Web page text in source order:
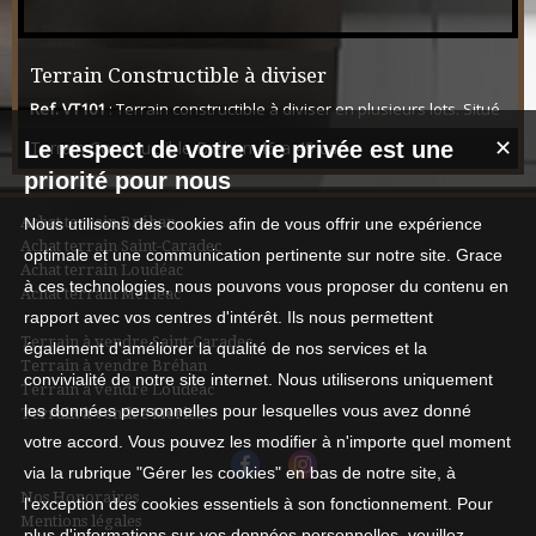
Terrain Constructible à diviser
Ref. VT101 : Terrain constructible à diviser en plusieurs lots. Situé
à proximité.
Terrain Constructible Bréhan 46 a 49 ca
Achat terrain Bréhan
Achat terrain Saint-Caradec
Achat terrain Loudéac
Achat terrain Merléac
Terrain à vendre Saint-Caradec
Terrain à vendre Bréhan
Terrain à vendre Loudéac
Terrain à vendre Merléac
Nos Honoraires
Mentions légales
✕
Le respect de votre vie privée est une
priorité pour nous
Nous utilisons des cookies afin de vous offrir une expérience
optimale et une communication pertinente sur notre site. Grace
à ces technologies, nous pouvons vous proposer du contenu en
rapport avec vos centres d'intérêt. Ils nous permettent
également d'améliorer la qualité de nos services et la
convivialité de notre site internet. Nous utiliserons uniquement
les données personnelles pour lesquelles vous avez donné
votre accord. Vous pouvez les modifier à n'importe quel moment
via la rubrique "Gérer les cookies" en bas de notre site, à
l'exception des cookies essentiels à son fonctionnement. Pour